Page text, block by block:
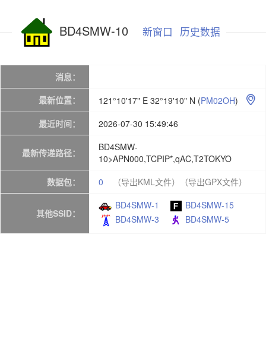
BD4SMW-10 新窗口 历史数据
消息：
最新位置：
121°10'17" E 32°19'10" N (PM02OH) 
最近时间： 2026-07-30 15:49:46
最新传递路径：
BD4SMW-
10>APN000,TCPIP*,qAC,T2TOKYO
数据包：
0 （导出KML文件） （导出GPX文件）
其他SSID：
BD4SMW-1
BD4SMW-15
BD4SMW-3
BD4SMW-5